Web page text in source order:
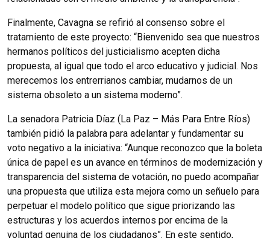
Finalmente, Cavagna se refirió al consenso sobre el
tratamiento de este proyecto: “Bienvenido sea que nuestros
hermanos políticos del justicialismo acepten dicha
propuesta, al igual que todo el arco educativo y judicial. Nos
merecemos los entrerrianos cambiar, mudarnos de un
sistema obsoleto a un sistema moderno”.
La senadora Patricia Díaz (La Paz – Más Para Entre Ríos)
también pidió la palabra para adelantar y fundamentar su
voto negativo a la iniciativa: “Aunque reconozco que la boleta
única de papel es un avance en términos de modernización y
transparencia del sistema de votación, no puedo acompañar
una propuesta que utiliza esta mejora como un señuelo para
perpetuar el modelo político que sigue priorizando las
estructuras y los acuerdos internos por encima de la
voluntad genuina de los ciudadanos”. En este sentido,